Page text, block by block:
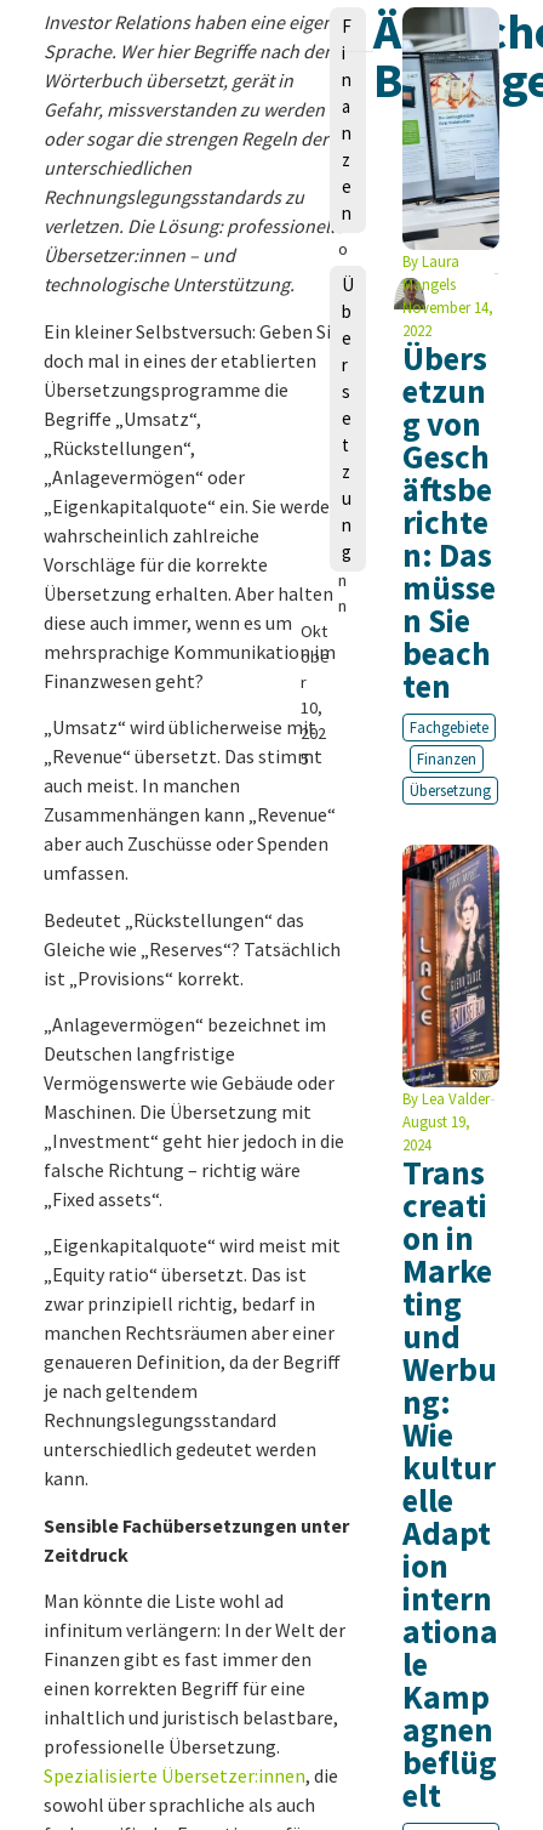
Investor Relations haben eine eigene
Sprache. Wer hier Begriffe nach dem
Wörterbuch übersetzt, gerät in
Gefahr, missverstanden zu werden
oder sogar die strengen Regeln der
unterschiedlichen
Rechnungslegungsstandards zu
verletzen. Die Lösung: professionelle
Übersetzer:innen – und
technologische Unterstützung.
Ein kleiner Selbstversuch: Geben Sie
doch mal in eines der etablierten
Übersetzungsprogramme die
Begriffe „Umsatz“,
„Rückstellungen“,
„Anlagevermögen“ oder
„Eigenkapitalquote“ ein. Sie werden
wahrscheinlich zahlreiche
Vorschläge für die korrekte
Übersetzung erhalten. Aber halten
diese auch immer, wenn es um
mehrsprachige Kommunikation im
Finanzwesen geht?
„Umsatz“ wird üblicherweise mit
„Revenue“ übersetzt. Das stimmt
auch meist. In manchen
Zusammenhängen kann „Revenue“
aber auch Zuschüsse oder Spenden
umfassen.
Bedeutet „Rückstellungen“ das
Gleiche wie „Reserves“? Tatsächlich
ist „Provisions“ korrekt.
„Anlagevermögen“ bezeichnet im
Deutschen langfristige
Vermögenswerte wie Gebäude oder
Maschinen. Die Übersetzung mit
„Investment“ geht hier jedoch in die
falsche Richtung – richtig wäre
„Fixed assets“.
„Eigenkapitalquote“ wird meist mit
„Equity ratio“ übersetzt. Das ist
zwar prinzipiell richtig, bedarf in
manchen Rechtsräumen aber einer
genaueren Definition, da der Begriff
je nach geltendem
Rechnungslegungsstandard
unterschiedlich gedeutet werden
kann.
Sensible Fachübersetzungen unter
Zeitdruck
Man könnte die Liste wohl ad
infinitum verlängern: In der Welt der
Finanzen gibt es fast immer den
einen korrekten Begriff für eine
inhaltlich und juristisch belastbare,
professionelle Übersetzung.
Spezialisierte Übersetzer:innen, die
sowohl über sprachliche als auch
V
o
T
h
o
m
a
S
c
h
m
e
d
e
m
a
n
n
Okt
obe
r
10,
202
5
F
i
n
a
n
z
e
n
Ü
b
e
r
s
e
t
z
u
n
g
ByLaura
Mangels
November 14,
2022
Übers
etzun
g von
Gesch
äftsbe
richte
n: Das
müsse
n Sie
beach
ten
Fachgebiete
Finanzen
Übersetzung
ByLea Valder
August 19,
2024
Trans
creati
on in
Marke
ting
und
Werbu
ng:
Wie
kultur
elle
Adapt
ion
intern
ationa
le
Kamp
agnen
beflüg
elt